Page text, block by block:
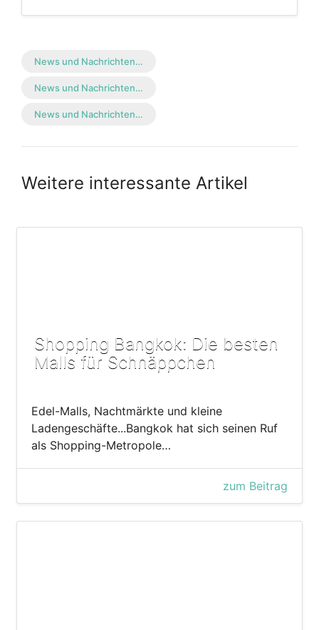
News und Nachrichten…
News und Nachrichten…
News und Nachrichten…
Weitere interessante Artikel
Shopping Bangkok: Die besten
Malls für Schnäppchen
Edel-Malls, Nachtmärkte und kleine
Ladengeschäfte...Bangkok hat sich seinen Ruf
als Shopping-Metropole…
zum Beitrag